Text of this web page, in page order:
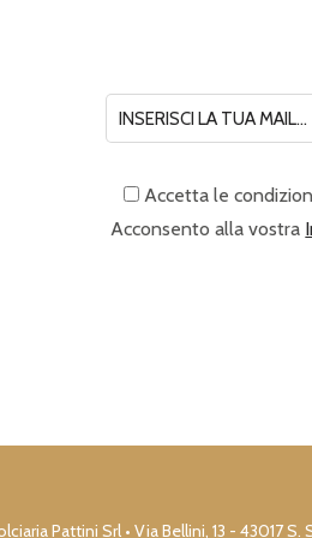
Accetta le
Acconsento alla vostra
Pattini Srl • Via Bellini, 13 - 43017